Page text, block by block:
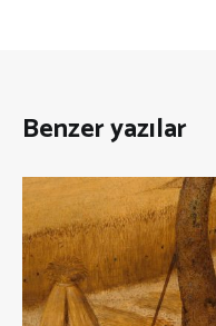
Benzer yazılar